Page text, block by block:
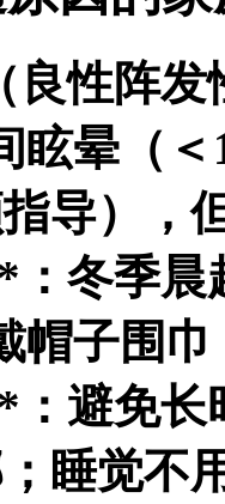
性阵发
眩晕（
导），
冬季晨
帽子围
避免长
睡觉不